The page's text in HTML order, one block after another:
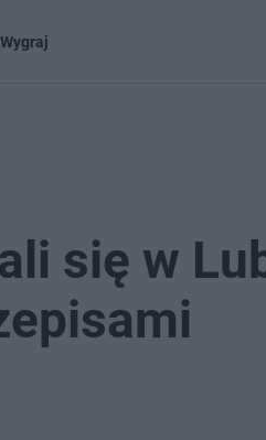
Wygraj
się w